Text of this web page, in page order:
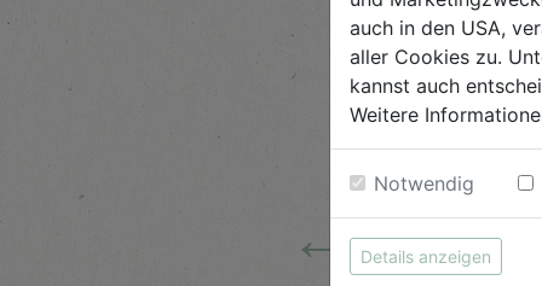
←
auch in den USA,
aller Cookies zu.
kannst auch
Weitere
Notwendig
Details anzeigen